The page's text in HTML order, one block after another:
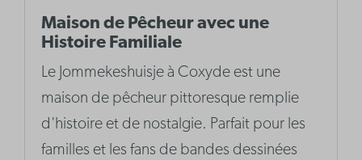
Maison de Pêcheur avec une
Histoire Familiale
Le Jommekeshuisje à Coxyde est une
maison de pêcheur pittoresque remplie
d'histoire et de nostalgie. Parfait pour les
familles et les fans de bandes dessinées